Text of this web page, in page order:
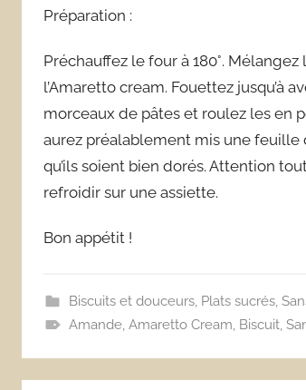
Préparation :
Préchauffez le four à 180°.
l’Amaretto cream. Fouettez jusqu’à
morceaux de pâtes et roulez les en
aurez préalablement mis une feuille
qu’ils soient bien dorés. Attention
refroidir sur une assiette.
Bon appétit !
Biscuits et douceurs, Plats sucrés,
Amande, Amaretto Cream, Biscuit,